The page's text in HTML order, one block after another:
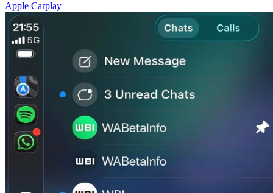
Apple Carplay